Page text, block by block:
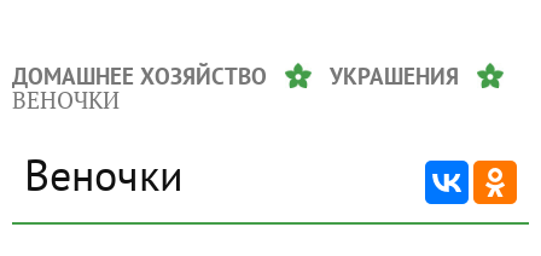
ДОМАШНЕЕ ХОЗЯЙСТВО УКРАШЕНИЯ
ВЕНОЧКИ
Веночки